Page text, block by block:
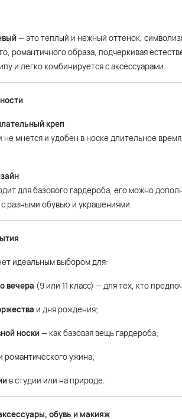
— это теплый и нежный оттенок,
романтичного образа, подчеркивая
и легко комбинируется с аксессуарами.
креп
не мнется и удобен в носке длительное
для базового гардероба, его можно
разными обувью и украшениями.
идеальным выбором для:
вечера (9 или 11 класс) — для тех, кто
и дня рождения;
носки— как базовая вещь гардероба;
романтического ужина;
в студии или на природе.
обувь и макияж